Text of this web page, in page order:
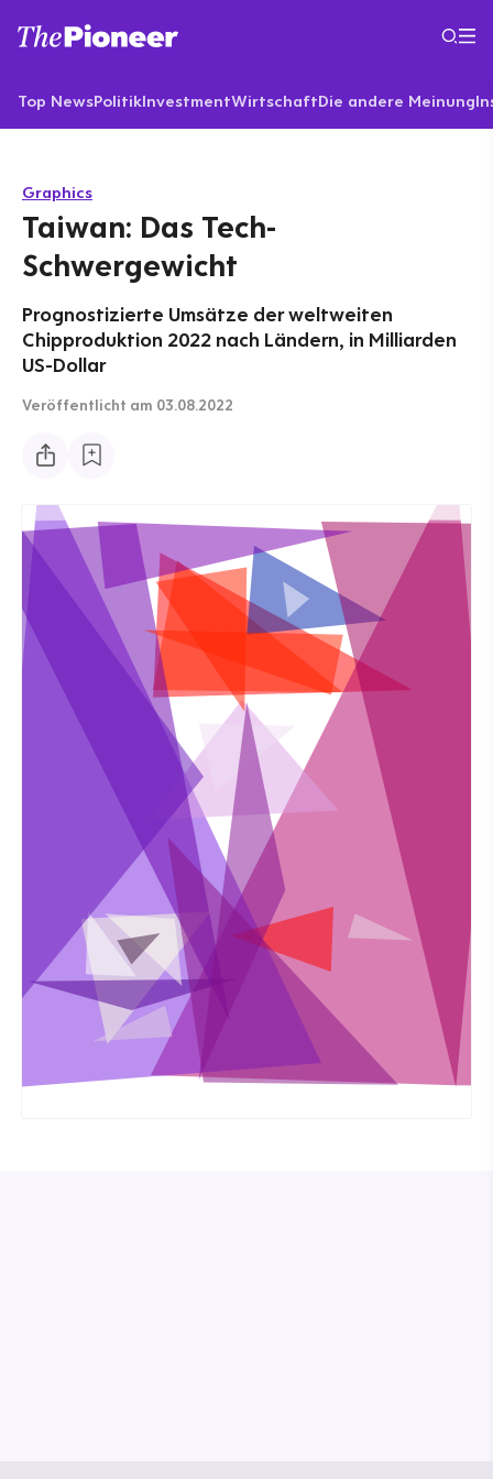
Top NewsPolitikInvestmentWirtschaftDie andere Meinung
Graphics
Taiwan: Das Tech-
Schwergewicht
Prognostizierte Umsätze der weltweiten
Chipproduktion 2022 nach Ländern, in Milliarden
US-Dollar
Veröffentlicht am 03.08.2022